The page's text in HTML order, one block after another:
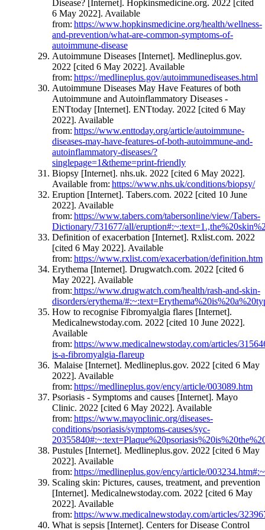
Disease? [Internet]. Hopkinsmedicine.org. 2022 [cited
6 May 2022]. Available
from: https://www.hopkinsmedicine.org/health/wellness-
and-prevention/what-are-common-symptoms-of-
autoimmune-disease
Autoimmune Diseases [Internet]. Medlineplus.gov.
2022 [cited 6 May 2022]. Available
from: https://medlineplus.gov/autoimmunediseases.html
Autoimmune Diseases May Have Features of both
Autoimmune and Autoinflammatory Diseases -
ENTtoday [Internet]. ENTtoday. 2022 [cited 6 May
2022]. Available
from: https://www.enttoday.org/article/autoimmune-
diseases-may-have-features-of-both-autoimmune-and-
autoinflammatory-diseases/?
singlepage=1&theme=print-friendly
Biopsy [Internet]. nhs.uk. 2022 [cited 6 May 2022].
Available from: https://www.nhs.uk/conditions/biopsy/
Eruption [Internet]. Tabers.com. 2022 [cited 10 June
2022]. Available
from: https://www.tabers.com/tabersonline/view/Tabers-
Dictionary/731677/all/
Definition of exacerbation [Internet]. Rxlist.com. 2022
[cited 6 May 2022]. Available
from: https://www.rxlist.com/exacerbation/definition.htm
Erythema [Internet]. Drugwatch.com. 2022 [cited 6
May 2022]. Available
from: https://www.drugwatch.com/health/rash-and-skin-
disorders/erythema/
How to recognise Fibromyalgia flares [Internet].
Medicalnewstoday.com. 2022 [cited 10 June 2022].
Available
from: https://www.medicalnewstoday.com/articles/
is-a-fibromyalgia-flareup
Malaise [Internet]. Medlineplus.gov. 2022 [cited 6 May
2022]. Available
from: https://medlineplus.gov/ency/article/003089.htm
Psoriasis - Symptoms and causes [Internet]. Mayo
Clinic. 2022 [cited 6 May 2022]. Available
from: https://www.mayoclinic.org/diseases-
conditions/psoriasis/symptoms-causes/syc-
Pustules [Internet]. Medlineplus.gov. 2022 [cited 6 May
2022]. Available
from: https://medlineplus.gov/ency/article/
Scaling skin: Pictures, causes, treatment, and prevention
[Internet]. Medicalnewstoday.com. 2022 [cited 6 May
2022]. Available
from: https://www.medicalnewstoday.com/articles/
What is sepsis [Internet]. Centers for Disease Control